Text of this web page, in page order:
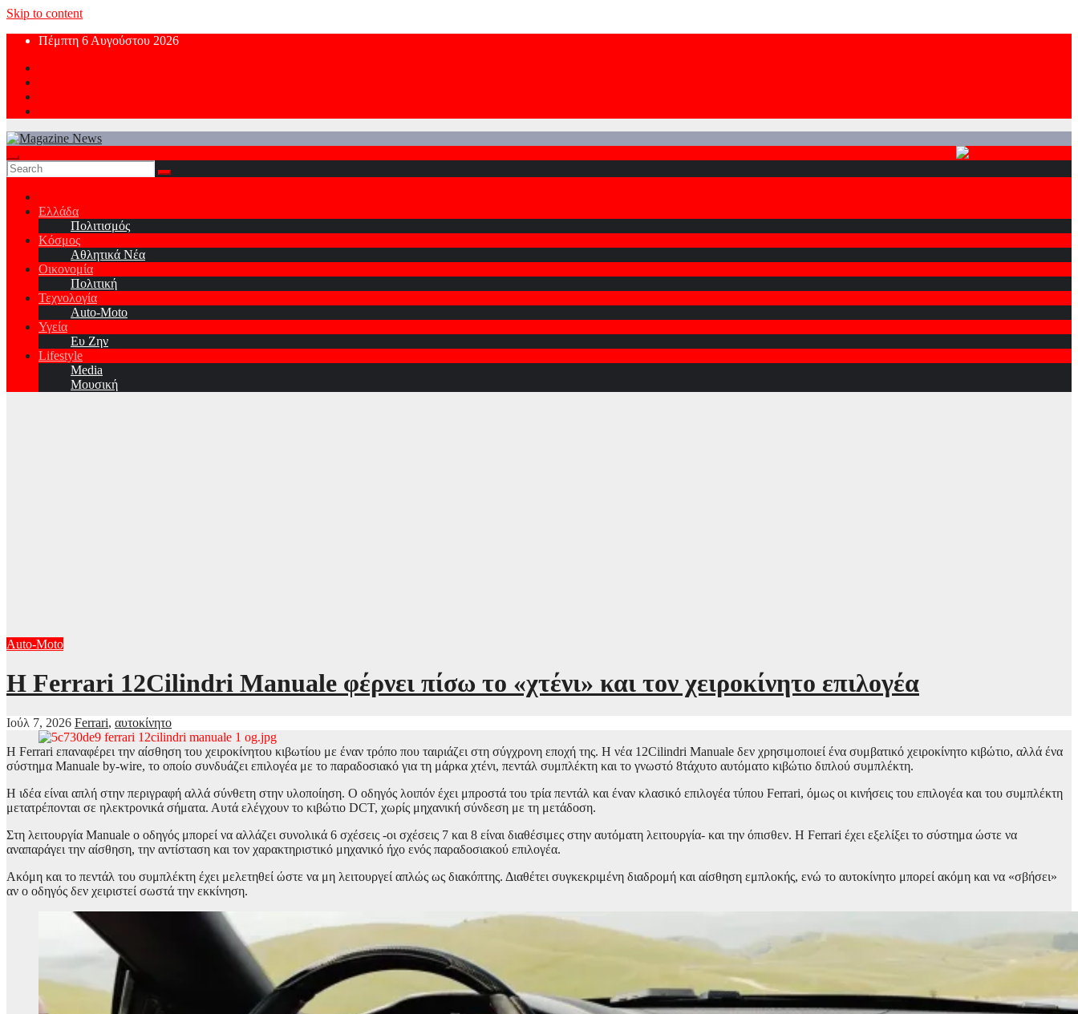
Skip to content
Πέμπτη 6 Αυγούστου 2026
Ελλάδα
Πολιτισμός
Κόσμος
Αθλητικά Νέα
Οικονομία
Πολιτική
Τεχνολογία
Auto-Moto
Υγεία
Ευ Ζην
Lifestyle
Media
Μουσική
Auto-Moto
Η Ferrari 12Cilindri Manuale φέρνει πίσω το «χτένι» και τον χειροκίνητο επιλογέα
Ιούλ 7, 2026 Ferrari, αυτοκίνητο
Η Ferrari επαναφέρει την αίσθηση του χειροκίνητου κιβωτίου με έναν τρόπο που ταιριάζει στη σύγχρονη εποχή της. Η νέα 12Cilindri Manuale δεν χρησιμοποιεί ένα συμβατικό χειροκίνητο κιβώτιο, αλλά ένα
σύστημα Manuale by-wire, το οποίο συνδυάζει επιλογέα με το παραδοσιακό για τη μάρκα χτένι, πεντάλ συμπλέκτη και το γνωστό 8τάχυτο αυτόματο κιβώτιο διπλού συμπλέκτη.
Η ιδέα είναι απλή στην περιγραφή αλλά σύνθετη στην υλοποίηση. Ο οδηγός λοιπόν έχει μπροστά του τρία πεντάλ και έναν κλασικό επιλογέα τύπου Ferrari, όμως οι κινήσεις του επιλογέα και του συμπλέκτη
μετατρέπονται σε ηλεκτρονικά σήματα. Αυτά ελέγχουν το κιβώτιο DCT, χωρίς μηχανική σύνδεση με τη μετάδοση.
Στη λειτουργία Manuale ο οδηγός μπορεί να αλλάζει συνολικά 6 σχέσεις -οι σχέσεις 7 και 8 είναι διαθέσιμες στην αυτόματη λειτουργία- και την όπισθεν. Η Ferrari έχει εξελίξει το σύστημα ώστε να
αναπαράγει την αίσθηση, την αντίσταση και τον χαρακτηριστικό μηχανικό ήχο ενός παραδοσιακού επιλογέα.
Ακόμη και το πεντάλ του συμπλέκτη έχει μελετηθεί ώστε να μη λειτουργεί απλώς ως διακόπτης. Διαθέτει συγκεκριμένη διαδρομή και αίσθηση εμπλοκής, ενώ το αυτοκίνητο μπορεί ακόμη και να «σβήσει»
αν ο οδηγός δεν χειριστεί σωστά την εκκίνηση.